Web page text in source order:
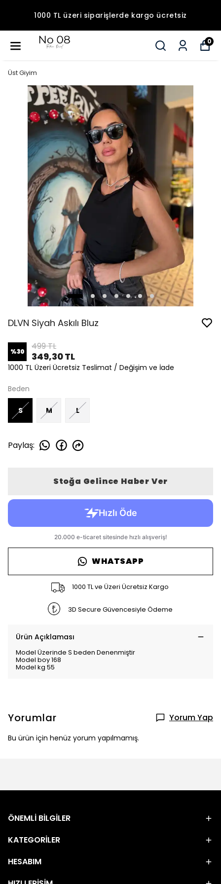
1000 TL üzeri siparişlerde kargo ücretsiz
0
Üst Giyim
DLVN Siyah Askılı Bluz
%30 499 TL
349,30 TL
1000 TL Üzeri Ücretsiz Teslimat / Değişim ve İade
Beden
S M L
Paylaş:
Stoğa Gelince Haber Ver
WHATSAPP
1000 TL ve Üzeri Ücretsiz Kargo
3D Secure Güvencesiyle Ödeme
Ürün Açıklaması
Model Üzerinde S beden Denenmiştir
Model boy 168
Model kg 55
Yorumlar Yorum Yap
Bu ürün için henüz yorum yapılmamış.
ÖNEMLİ BİLGİLER
KATEGORİLER
HESABIM